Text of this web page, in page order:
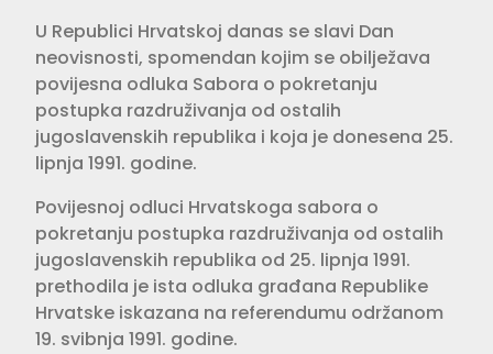
U Republici Hrvatskoj danas se slavi Dan
neovisnosti, spomendan kojim se obilježava
povijesna odluka Sabora o pokretanju
postupka razdruživanja od ostalih
jugoslavenskih republika i koja je donesena 25.
lipnja 1991. godine.
Povijesnoj odluci Hrvatskoga sabora o
pokretanju postupka razdruživanja od ostalih
jugoslavenskih republika od 25. lipnja 1991.
prethodila je ista odluka građana Republike
Hrvatske iskazana na referendumu održanom
19. svibnja 1991. godine.